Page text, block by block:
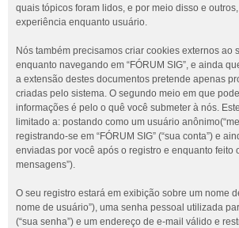
quais tópicos foram lidos, e por meio disso e
experiência enquanto usuário.
Nós também precisamos criar cookies externos ao
enquanto navegando em “FÓRUM SIG”, e ainda
a extensão destes documentos pretende apenas
criadas pelo sistema. O segundo meio em que
informações é pelo o quê você submeter à nós.
limitado a: postando como um usuário
registrando-se em “FÓRUM SIG” (“sua conta”) e
enviadas por você após o registro e enquanto feito
mensagens”).
O seu registro estará em exibição sobre um nome
nome de usuário”), uma senha pessoal utilizada
(“sua senha”) e um endereço de e-mail válido e